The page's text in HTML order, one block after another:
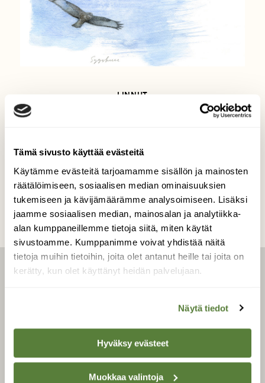
Tämä sivusto käyttää evästeitä
Käytämme evästeitä tarjoamamme sisällön ja mainosten
räätälöimiseen, sosiaalisen median ominaisuuksien
tukemiseen ja kävijämäärämme analysoimiseen. Lisäksi
jaamme sosiaalisen median, mainosalan ja analytiikka-
alan kumppaneillemme tietoja siitä, miten käytät
sivustoamme. Kumppanimme voivat yhdistää näitä
tietoja muihin tietoihin, joita olet antanut heille tai joita on
kerätty, kun olet käyttänyt heidän palvelujaan.
Näytä tiedot
Hyväksy evästeet
Muokkaa valintoja
LINNUT
Nyt luontoon: Seuraa haukan
LEHTI
Tilaa Suomen Luonto